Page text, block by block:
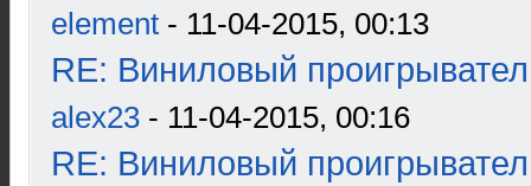
element - 11-04-2015, 00:13
RE: Виниловый
alex23 - 11-04-2015, 00:16
RE: Виниловый